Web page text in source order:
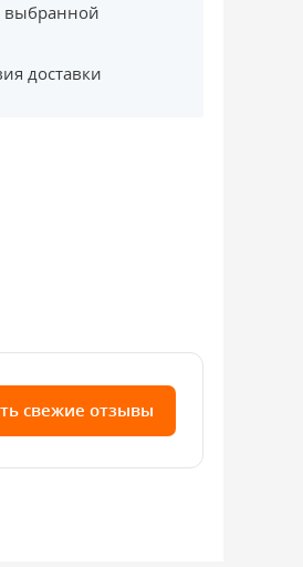
выбранной
доставки
свежие отзывы